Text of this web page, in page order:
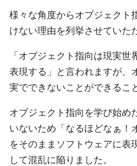
様々な角度からオブジェクト
けない理由を列挙させていた
「オブジェクト指向は現実
表現する」と言われますが、
実でできないことができるこ
オブジェクト指向を学び始め
いないため「なるほどなぁ！
をそのままソフトウェアに表
して混乱に陥りました。